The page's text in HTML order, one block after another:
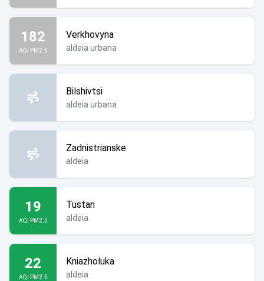
182
AQI PM2.5
Verkhovyna
aldeia urbana
Bilshivtsi
aldeia urbana
Zadnistrianske
aldeia
19
AQI PM2.5
Tustan
aldeia
22
AQI PM2.5
Kniazholuka
aldeia